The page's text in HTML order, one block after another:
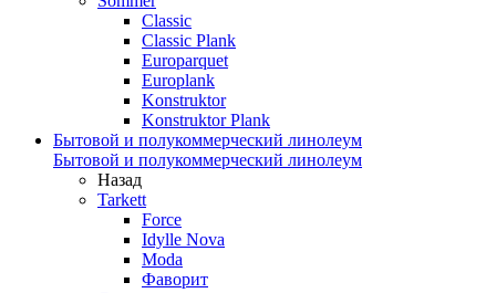
Classic
Classic Plank
Europarquet
Europlank
Konstruktor
Konstruktor Plank
Бытовой и полукоммерческий линолеум
Бытовой и полукоммерческий линолеум
Назад
Tarkett
Force
Idylle Nova
Moda
Фаворит